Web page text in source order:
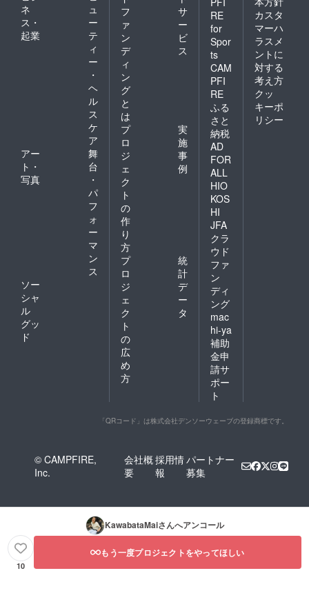
ネ
ス・
起業
ュ
ー
テ
ィ
ー
・
ヘ
ル
ス
ケ
ア
アー
ト・
写真
舞
台
・
パ
フ
ォ
ー
マ
ン
ス
ソー
シャ
ル
グッ
ド
フ
ァ
ン
デ
ィ
ン
グ
と
は
サ
ー
ビ
ス
プ
ロ
ジ
ェ
ク
ト
の
作
り
方
実
施
事
例
プ
ロ
ジ
ェ
ク
ト
の
広
め
方
統
計
デ
ー
タ
RE
for
Spor
ts
CAM
PFI
RE
ふる
さと
納税
AD
FOR
ALL
HIO
KOS
HI
JFA
クラ
ウド
ファ
ン
ディ
ング
mac
hi-ya
補助
金申
請サ
ポー
ト
カスタ
マーハ
ラスメ
ントに
対する
考え方
クッ
キーポ
リシー
「QRコード」は株式会社デンソーウェーブの登録商標です。
© CAMPFIRE,
Inc.
会社概
要
採用情
報
パートナー
募集
KawabataMaiさんへアンコール
10
もう一度プロジェクトをやってほしい